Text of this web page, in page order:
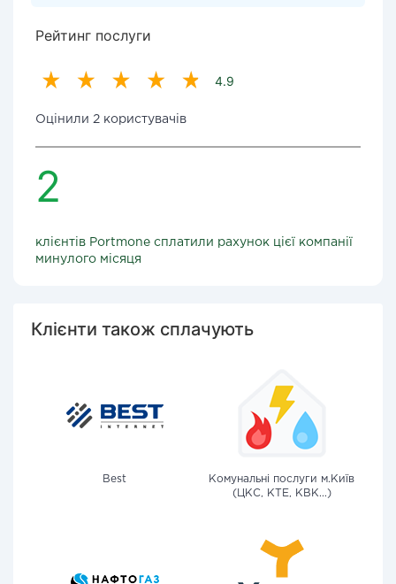
Рейтинг послуги
4.9
Оцінили 2 користувачів
2
клієнтів Portmone сплатили рахунок цієї компанії
минулого місяця
Клієнти також сплачують
Best
Комунальні послуги м.Київ
(ЦКС, КТЕ, КВК...)